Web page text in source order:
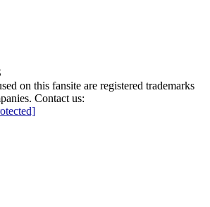
on this fansite are registered trademarks
Contact us: